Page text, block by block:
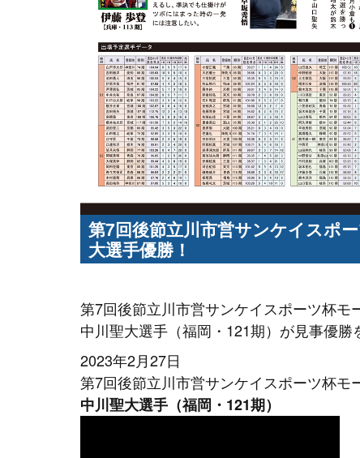
第7回後節立川市営サンケイスポ
大選手優勝！
第7回後節立川市営サンケイスポーツ杯
中川聖大選手（福岡・121期）が見事優勝
2023年2月27日
第7回後節立川市営サンケイスポーツ杯
中川聖大選手（福岡・121期）